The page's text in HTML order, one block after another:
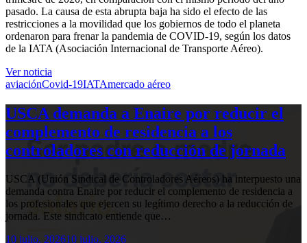
pasado. La causa de esta abrupta baja ha sido el efecto de las
restricciones a la movilidad que los gobiernos de todo el planeta
ordenaron para frenar la pandemia de COVID-19, según los datos
de la IATA (Asociación Internacional de Transporte Aéreo).
Ver noticia
aviaciónCovid-19IATAmercado aéreo
USCA demanda a Enaire por reducir el
complemento de residencia a los
controladores con reducción de jornada
USCA (Unión Sindical de Controladores Aéreos) ha interpuesto una
demanda contra Enaire por reducir el complemento de residencia a
los profesionales que ejercen su legítimo derecho a la reducción de
jornada. Este sindicato entiende que…
10 julio, 202610 julio, 2026